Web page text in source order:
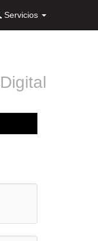
Servicios
Digital